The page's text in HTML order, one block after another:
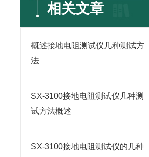
相关文章
概述接地电阻测试仪几种测试方
法
SX-3100接地电阻测试仪几种测
试方法概述
SX-3100接地电阻测试仪的几种